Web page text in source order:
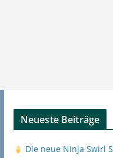
Neueste Beiträge
Die neue Ninja Swirl